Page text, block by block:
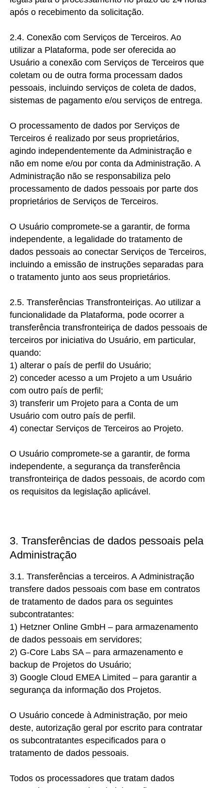
após o recebimento da solicitação.
2.4. Conexão com Serviços de Terceiros. Ao
utilizar a Plataforma, pode ser oferecida ao
Usuário a conexão com Serviços de Terceiros que
coletam ou de outra forma processam dados
pessoais, incluindo serviços de coleta de dados,
sistemas de pagamento e/ou serviços de entrega.
O processamento de dados por Serviços de
Terceiros é realizado por seus proprietários,
agindo independentemente da Administração e
não em nome e/ou por conta da Administração. A
Administração não se responsabiliza pelo
processamento de dados pessoais por parte dos
proprietários de Serviços de Terceiros.
O Usuário compromete-se a garantir, de forma
independente, a legalidade do tratamento de
dados pessoais ao conectar Serviços de Terceiros,
incluindo a emissão de instruções separadas para
o tratamento junto aos seus proprietários.
2.5. Transferências Transfronteiriças. Ao utilizar a
funcionalidade da Plataforma, pode ocorrer a
transferência transfronteiriça de dados pessoais de
terceiros por iniciativa do Usuário, em particular,
quando:
1) alterar o país de perfil do Usuário;
2) conceder acesso a um Projeto a um Usuário
com outro país de perfil;
3) transferir um Projeto para a Conta de um
Usuário com outro país de perfil.
4) conectar Serviços de Terceiros ao Projeto.
O Usuário compromete-se a garantir, de forma
independente, a segurança da transferência
transfronteiriça de dados pessoais, de acordo com
os requisitos da legislação aplicável.
3. Transferências de dados pessoais pela
Administração
3.1. Transferências a terceiros. A Administração
transfere dados pessoais com base em contratos
de tratamento de dados para os seguintes
subcontratantes:
1) Hetzner Online GmbH – para armazenamento
de dados pessoais em servidores;
2) G-Core Labs SA – para armazenamento e
backup de Projetos do Usuário;
3) Google Cloud EMEA Limited – para garantir a
segurança da informação dos Projetos.
O Usuário concede à Administração, por meio
deste, autorização geral por escrito para contratar
os subcontratantes especificados para o
tratamento de dados pessoais.
Todos os processadores que tratam dados